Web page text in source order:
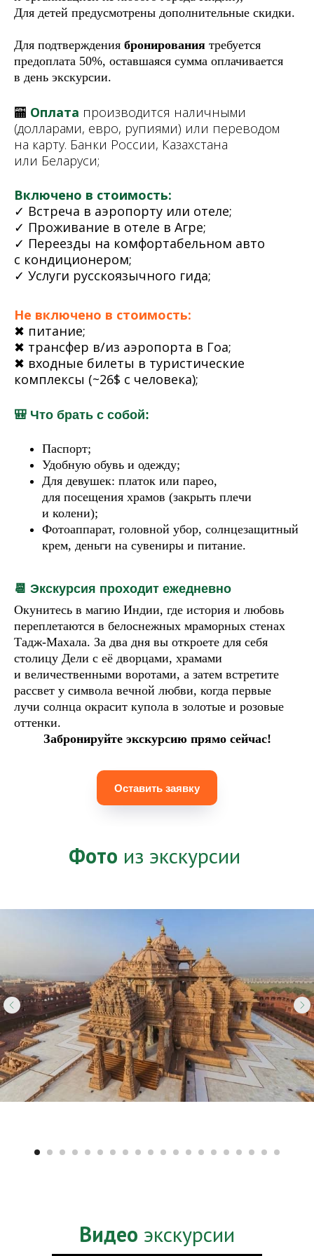
Для детей предусмотрены дополнительные скидки.
Для подтверждения бронирования требуется
предоплата 50%, оставшаяся сумма оплачивается
в день экскурсии.
🏧 Оплата производится наличными
(долларами, евро, рупиями) или переводом
на карту. Банки России, Казахстана
или Беларуси;
Включено в стоимость:
✓ Встреча в аэропорту или отеле;
✓ Проживание в отеле в Агре;
✓ Переезды на комфортабельном авто
с кондиционером;
✓ Услуги русскоязычного гида;
Не включено в стоимость:
✖ питание;
✖ трансфер в/из аэропорта в Гоа;
✖ входные билеты в туристические
комплексы (~26$ с человека);
🎒 Что брать с собой:
Паспорт;
Удобную обувь и одежду;
Для девушек: платок или парео,
для посещения храмов (закрыть плечи
и колени);
Фотоаппарат, головной убор, солнцезащитный
крем, деньги на сувениры и питание.
📆 Экскурсия проходит ежедневно
Окунитесь в магию Индии, где история и любовь
переплетаются в белоснежных мраморных стенах
Тадж-Махала. За два дня вы откроете для себя
столицу Дели с её дворцами, храмами
и величественными воротами, а затем встретите
рассвет у символа вечной любви, когда первые
лучи солнца окрасит купола в золотые и розовые
оттенки.
Забронируйте экскурсию прямо сейчас!
Оставить заявку
Фото из экскурсии
Видео экскурсии